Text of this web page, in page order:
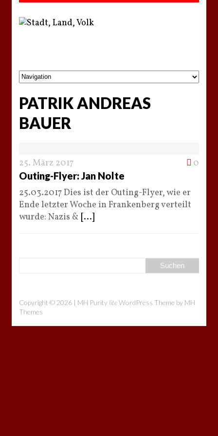
PATRIK ANDREAS
BAUER
25. März 2017 0
Outing-Flyer: Jan Nolte
25.03.2017 Dies ist der Outing-Flyer, wie er
Ende letzter Woche in Frankenberg verteilt
wurde: Nazis & [...]
Copyright © 2026 | MH Purity liteWordPress Theme by MH
Themes